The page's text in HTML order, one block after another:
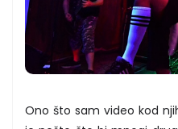
Ono što sam video kod